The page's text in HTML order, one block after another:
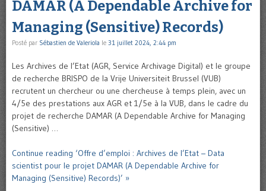
DAMAR (A Dependable Archive for
Managing (Sensitive) Records)
Posté par Sébastien de Valeriola le 31 juillet 2024, 2:44 pm
Les Archives de l’Etat (AGR, Service Archivage Digital) et le groupe
de recherche BRISPO de la Vrije Universiteit Brussel (VUB)
recrutent un chercheur ou une chercheuse à temps plein, avec un
4/5e des prestations aux AGR et 1/5e à la VUB, dans le cadre du
projet de recherche DAMAR (A Dependable Archive for Managing
(Sensitive) …
Continue reading ‘Offre d’emploi : Archives de l’Etat – Data
scientist pour le projet DAMAR (A Dependable Archive for
Managing (Sensitive) Records)’ »